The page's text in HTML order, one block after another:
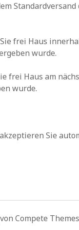
Standardversand
frei Haus
wurde.
frei Haus am
wurde.
Sie
von Compete